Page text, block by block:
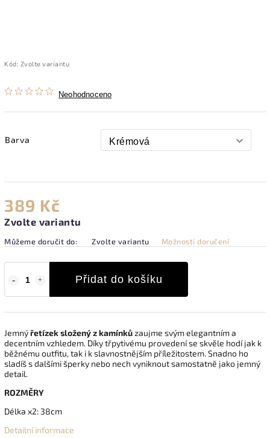
Kód: Zvolte variantu
Neohodnoceno
Barva
389 Kč
Zvolte variantu
Můžeme doručit do: Zvolte variantu Možnosti doručení
Přidat do košíku
Jemnýřetízek složený z kamínkůzaujme svým elegantním a
decentním vzhledem. Díky třpytivému provedení se skvěle hodí jak k
běžnému outfitu, tak i k slavnostnějším příležitostem. Snadno ho
sladíš s dalšími šperky nebo nech vyniknout samostatně jako jemný
detail.
ROZMĚRY
Délka x2: 38cm
Detailní informace